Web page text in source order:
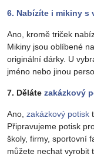
6. Nabízíte i mikiny s
Ano, kromě triček
Mikiny jsou oblíbené
originální dárky. U
jméno nebo jinou
7. Děláte zakázkový
Ano, zakázkový potisk
Připravujeme potisk
školy, firmy, sportovní
můžete nechat vyrobit